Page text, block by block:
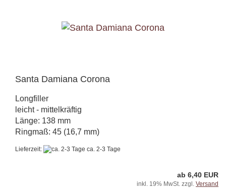
Santa Damiana Corona
Longfiller
leicht - mittelkräftig
Länge: 138 mm
Ringmaß: 45 (16,7 mm)
Lieferzeit: ca. 2-3 Tage
ab 6,40 EUR
inkl. 19% MwSt. zzgl. Versand